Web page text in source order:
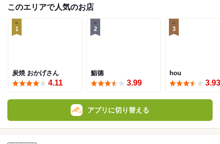
このエリアで人気のお店
1
炭焼 おかげさん
4.11
2
鮨德
3.99
3
hou
3.93
アプリに切り替える